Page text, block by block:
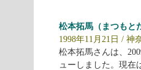
松本拓馬（まつもと
1998年11月21日 / 神
松本拓馬さんは、
ューしました。現在